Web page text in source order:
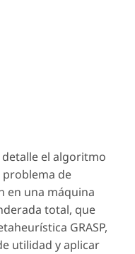
detalle el algoritmo
de
en una máquina
total, que
GRASP,
utilidad y aplicar